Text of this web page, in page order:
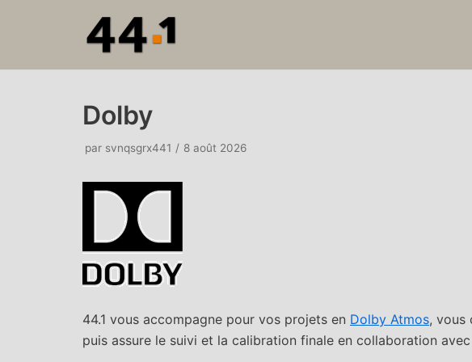
Dolby
par svnqsgrx441 8 août 2026
44.1 vous accompagne pour vos projets en Dolby Atmos, vous
puis assure le suivi et la calibration finale en collaboration